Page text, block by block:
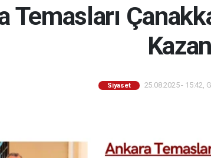
Temasları
Siyaset 25.08.2025 - 15:42,